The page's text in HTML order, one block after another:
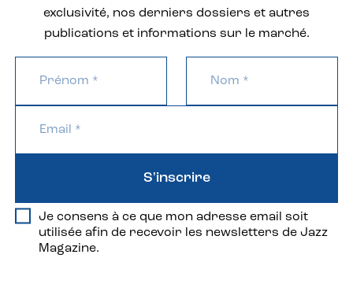
exclusivité, nos derniers dossiers et autres
publications et informations sur le marché.
Je consens à ce que mon adresse email soit
utilisée afin de recevoir les newsletters de Jazz
Magazine.
S'inscrire